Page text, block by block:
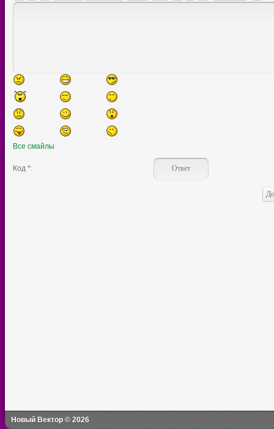
Все смайлы
Код *:
Новый Вектор © 2026